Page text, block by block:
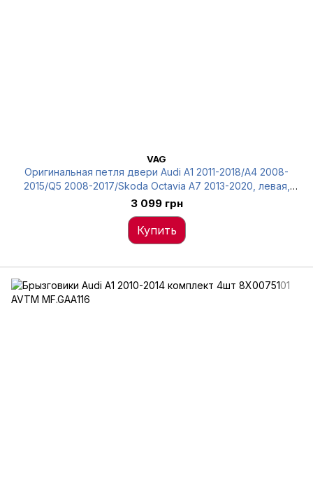
VAG
Оригинальная петля двери Audi A1 2011-2018/A4 2008-
2015/Q5 2008-2017/Skoda Octavia A7 2013-2020, левая,
8K0831401E
3 099 грн
Купить